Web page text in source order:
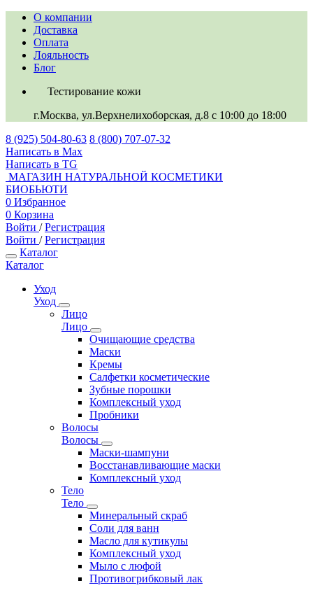
О компании
Доставка
Оплата
Лояльность
Блог
Тестирование кожи
г.Москва, ул.Верхнелихоборская, д.8 c 10:00 до 18:00
8 (925) 504-80-63 8 (800) 707-07-32
Написать в Max
Написать в TG
МАГАЗИН НАТУРАЛЬНОЙ КОСМЕТИКИ
БИОБЬЮТИ
0 Избранное
0 Корзина
Войти / Регистрация
Войти / Регистрация
Каталог
Каталог
Уход
Уход
Лицо
Лицо
Очищающие средства
Маски
Кремы
Салфетки косметические
Зубные порошки
Комплексный уход
Пробники
Волосы
Волосы
Маски-шампуни
Восстанавливающие маски
Комплексный уход
Тело
Тело
Минеральный скраб
Соли для ванн
Масло для кутикулы
Комплексный уход
Мыло с люфой
Противогрибковый лак